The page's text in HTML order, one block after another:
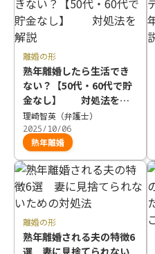
離婚の形
熟年離婚したら生活でき
ない？【50代・60代で貯
金なし】 対処法を解
説
理崎智英（弁護士）
2025/10/06
熟年離婚
離婚の形
熟年離婚される夫の特徴6
選 妻に見捨てられない